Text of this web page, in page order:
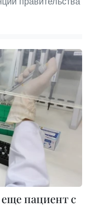
пациент с